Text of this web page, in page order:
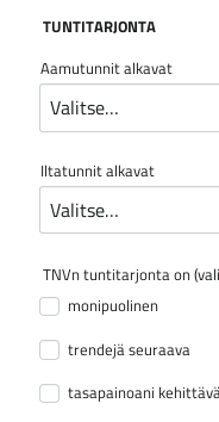
TUNTITARJONTA
Aamutunnit alkavat
Iltatunnit alkavat
TNVn tuntitarjonta on
monipuolinen
trendejä seuraava
tasapainoani